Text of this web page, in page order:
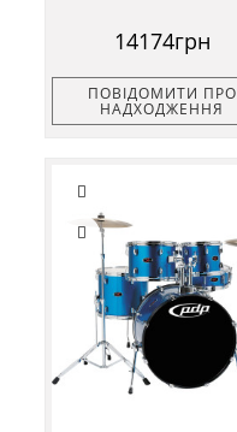
14174грн
ПОВІДОМИТИ ПРО
НАДХОДЖЕННЯ